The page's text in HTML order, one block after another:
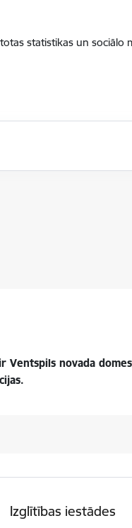
statistikas un sociālo
Ventspils novada domes
Izglītības iestādes